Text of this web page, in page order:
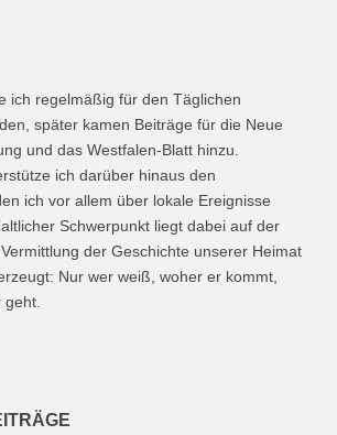
ich regelmäßig für den Täglichen
später kamen Beiträge für die Neue
und das Westfalen-Blatt hinzu.
ich darüber hinaus den
ich vor allem über lokale Ereignisse
Schwerpunkt liegt dabei auf der
der Geschichte unserer Heimat
Nur wer weiß, woher er kommt,